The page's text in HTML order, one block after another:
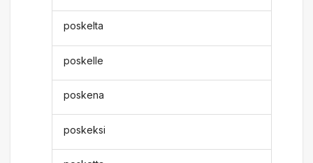
poskelta
poskelle
poskena
poskeksi